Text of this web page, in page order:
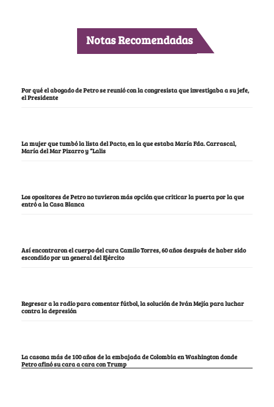
Notas Recomendadas
Por qué el abogado de Petro se reunió con la congresista que investigaba a su jefe,
el Presidente
La mujer que tumbó la lista del Pacto, en la que estaba María Fda. Carrascal,
María del Mar Pizarro y “Lalis
Los opositores de Petro no tuvieron más opción que criticar la puerta por la que
entró a la Casa Blanca
Así encontraron el cuerpo del cura Camilo Torres, 60 años después de haber sido
escondido por un general del Ejército
Regresar a la radio para comentar fútbol, la solución de Iván Mejía para luchar
contra la depresión
La casona más de 100 años de la embajada de Colombia en Washington donde
Petro afinó su cara a cara con Trump